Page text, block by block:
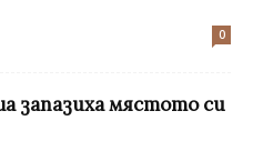
0
запазиха мястото си